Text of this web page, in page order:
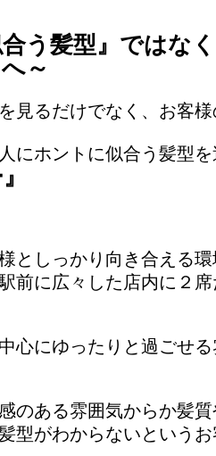
う髪型』ではな
～
見るだけでなく、お客
にホントに似合う髪型
としっかり向き合える
前に広々した店内に２
心にゆったりと過ごせ
のある雰囲気からか髪
型がわからないという